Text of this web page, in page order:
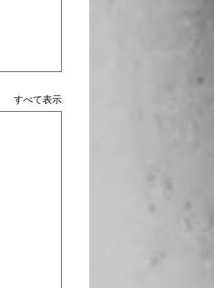
すべて表示